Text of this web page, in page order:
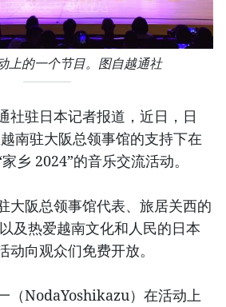
上的一个节目。图自越通社
驻日本记者报道，近日，日
南驻大阪总领事馆的支持下在
乡 2024”的音乐交流活动。
大阪总领事馆代表、旅居关西的
及热爱越南文化和人民的日本
动向观众们免费开放。
（NodaYoshikazu）在活动上